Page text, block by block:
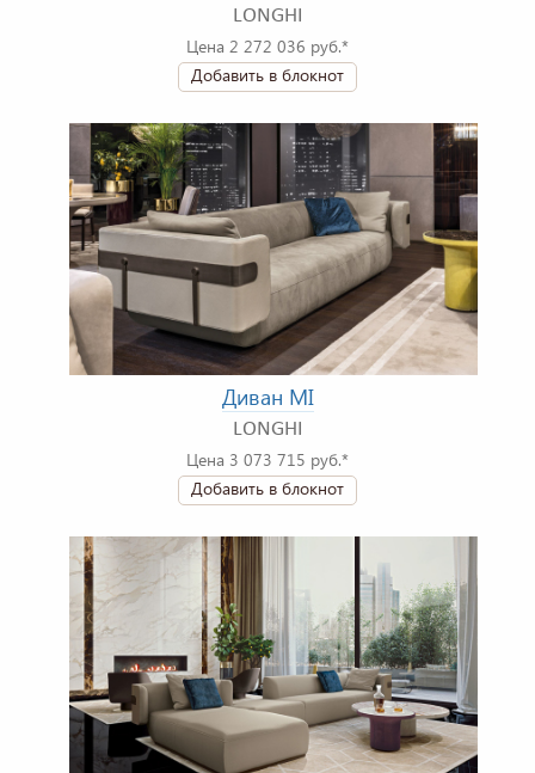
LONGHI
Цена 2 272 036 руб.*
Добавить в блокнот
Диван MI
LONGHI
Цена 3 073 715 руб.*
Добавить в блокнот